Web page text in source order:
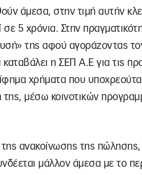
άμεσα, στην τιμή αυτήν
5 χρόνια. Στην
της αφού αγοράζοντας
η ΣΕΠ Α.Ε για τις
χρήματα που
μέσω κοινοτικών
ανακοίνωσης της πώλησης,
μάλλον άμεσα με το